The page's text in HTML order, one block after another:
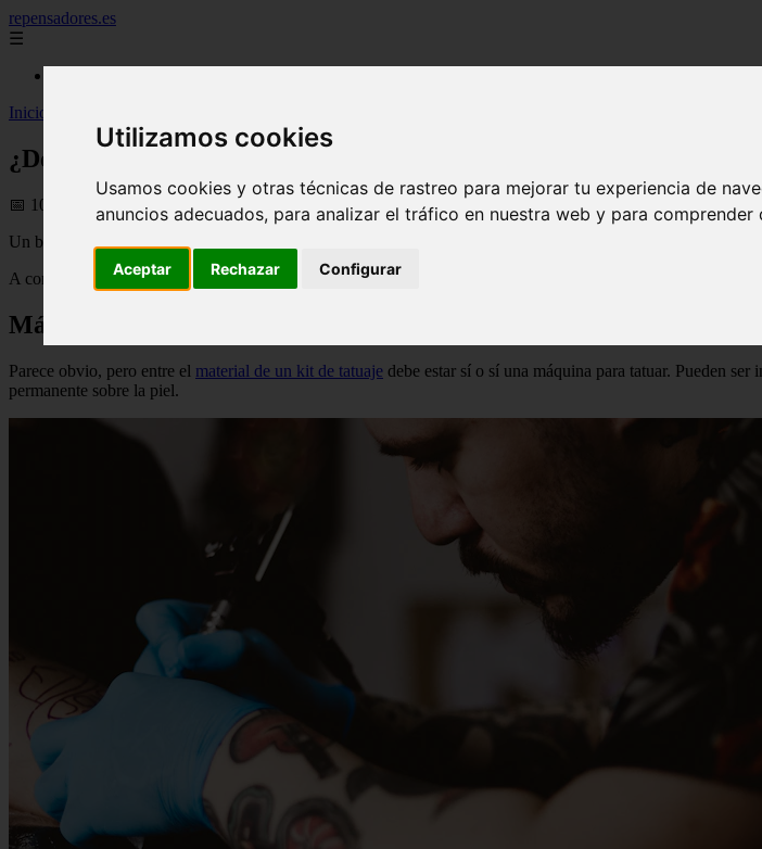
Utilizamos cookies
Usamos cookies y otras técnicas de rastreo para mejorar tu experiencia de
anuncios adecuados, para analizar el tráfico en nuestra web y para
Aceptar Rechazar Configurar
repensadores.es
☰
Inicio
¿De qué está hecho un kit de tatuaje?
📅 10/08/2025
Un buen tatuador, ¿nace o se hace? Sea como sea, hay algo que no tiene discusión, las herramientas y
A continuación, te contamos todo lo que un buen tatuador debe llevar entre sus enseres para conseguir unos
Máquina para tatuar
Parece obvio, pero entre el material de un kit de tatuaje debe estar sí o sí una máquina para tatuar. Pueden
permanente sobre la piel.